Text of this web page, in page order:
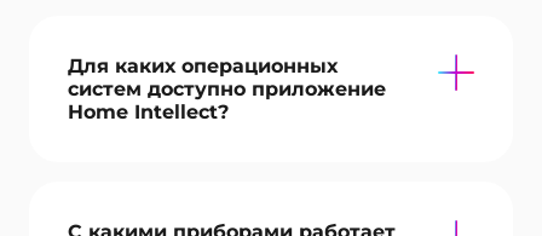
Для каких операционных
систем доступно приложение
Home Intellect?